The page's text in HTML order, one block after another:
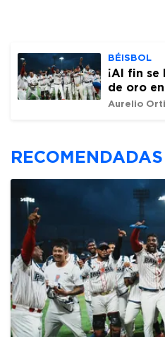
BÉISBOL
¡Al fin se
de oro
Aurelio
RECOMENDADAS